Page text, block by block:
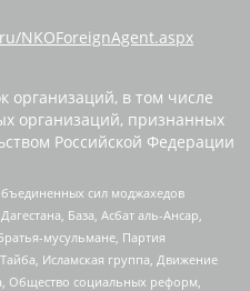
NKOForeignAgent.aspx
в том числе
организаций, признанных
Российской Федерации
сил моджахедов
База, Асбат аль-Ансар,
мусульмане, Партия
Исламская группа, Движение
Общество социальных реформ,